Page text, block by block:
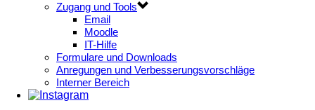
Zugang und Tools
Email
Moodle
IT-Hilfe
Formulare und Downloads
Anregungen und Verbesserungsvorschläge
Interner Bereich